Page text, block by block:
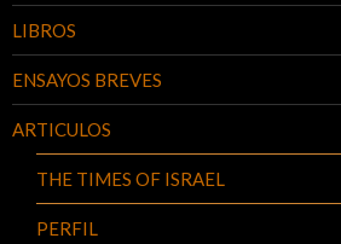
LIBROS
ENSAYOS BREVES
ARTICULOS
THE TIMES OF ISRAEL
PERFIL